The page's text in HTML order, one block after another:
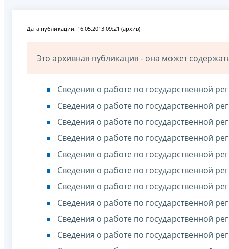
Дата публикации: 16.05.2013 09:21 (архив)
Это архивная публикация - она может
Сведения о работе по государственной
Сведения о работе по государственной
Сведения о работе по государственной
Сведения о работе по государственной
Сведения о работе по государственной
Сведения о работе по государственной
Сведения о работе по государственной
Сведения о работе по государственной
Сведения о работе по государственной
Сведения о работе по государственной